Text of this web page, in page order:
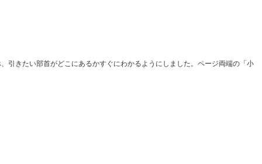
引きたい部首がどこにあるかすぐにわかるようにしました。ページ両端の「小